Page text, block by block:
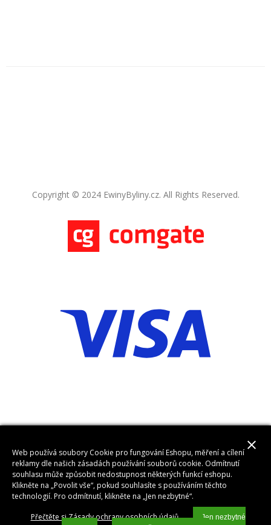
Copyright © 2024 EwinyByliny.cz. All Rights Reserved.
close
Web používá soubory Cookie pro fungování Eshopu, měření a cílení
reklamy dle našich zásadách používání souborů cookie. Odmítnutí
souhlasu může způsobit nedostupnost některých funkcí eshopu.
Klikněte na „Povolit vše“, pokud souhlasíte s používáním těchto
technologií. Pro odmítnutí, klikněte na „Jen nezbytné“.
Přečtěte si Zásady ochrany osobních údajů
Jen nezbytné